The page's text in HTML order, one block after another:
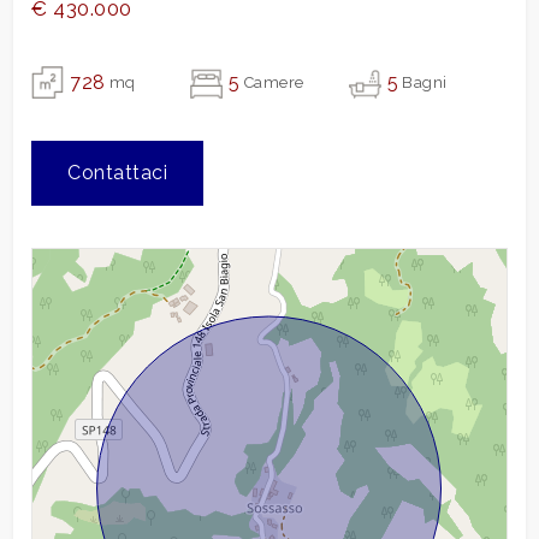
Cucina
Arredato Arredato
€ 430.000
728 mq 5 Camere 5 Bagni
Contattaci